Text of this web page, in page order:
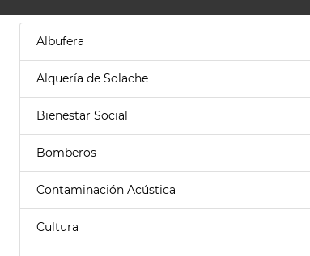
Albufera
Alquería de Solache
Bienestar Social
Bomberos
Contaminación Acústica
Cultura